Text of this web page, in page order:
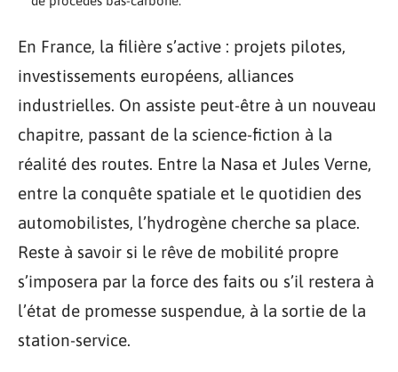
En France, la filière s’active : projets pilotes,
investissements européens, alliances
industrielles. On assiste peut-être à un nouveau
chapitre, passant de la science-fiction à la
réalité des routes. Entre la Nasa et Jules Verne,
entre la conquête spatiale et le quotidien des
automobilistes, l’hydrogène cherche sa place.
Reste à savoir si le rêve de mobilité propre
s’imposera par la force des faits ou s’il restera à
l’état de promesse suspendue, à la sortie de la
station-service.